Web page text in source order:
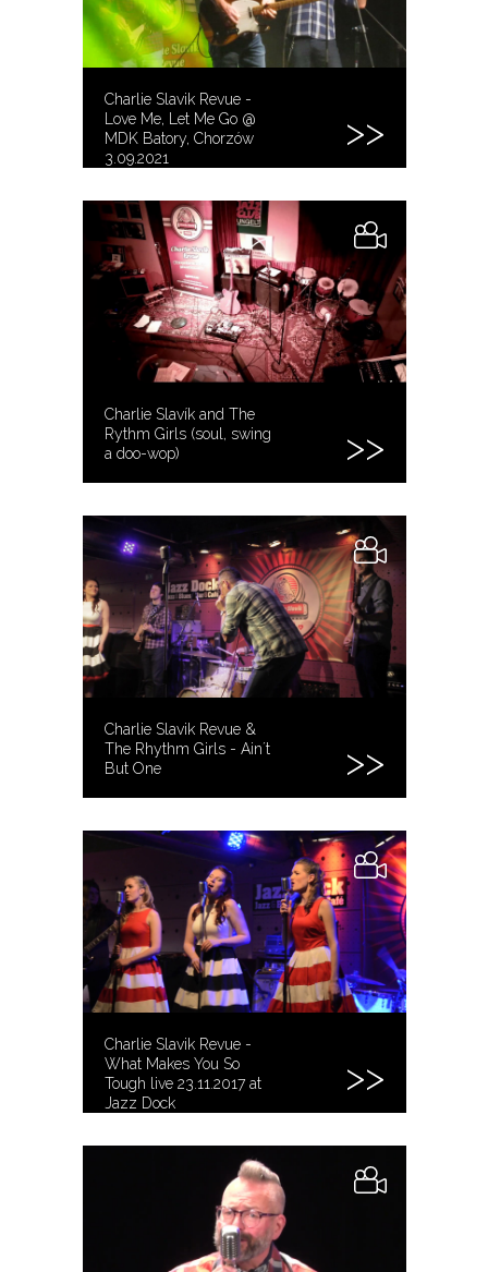
Charlie Slavik Revue -
Love Me, Let Me Go @
MDK Batory, Chorzów
3.09.2021
Charlie Slavík and The
Rythm Girls (soul, swing
a doo-wop)
Charlie Slavik Revue &
The Rhythm Girls - Ain´t
But One
Charlie Slavik Revue -
What Makes You So
Tough live 23.11.2017 at
Jazz Dock